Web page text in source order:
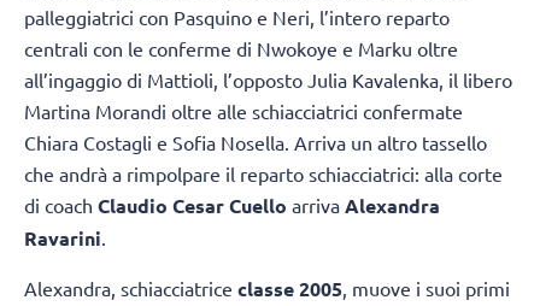
palleggiatrici con Pasquino e Neri, l’intero reparto
centrali con le conferme di Nwokoye e Marku oltre
all’ingaggio di Mattioli, l’opposto Julia Kavalenka, il libero
Martina Morandi oltre alle schiacciatrici confermate
Chiara Costagli e Sofia Nosella. Arriva un altro tassello
che andrà a rimpolpare il reparto schiacciatrici: alla corte
di coach Claudio Cesar Cuello arriva Alexandra
Ravarini.
Alexandra, schiacciatrice classe 2005 , muove i suoi primi